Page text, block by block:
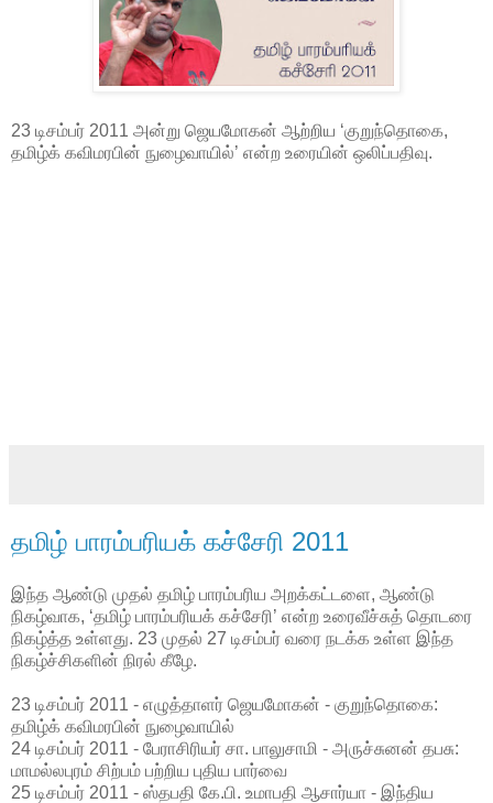
23 டிசம்பர் 2011 அன்று ஜெயமோகன் ஆற்றிய ‘குறுந்தொகை,
தமிழ்க் கவிமரபின் நுழைவாயில்’ என்ற உரையின் ஒலிப்பதிவு.
தமிழ் பாரம்பரியக் கச்சேரி 2011
இந்த ஆண்டு முதல் தமிழ் பாரம்பரிய அறக்கட்டளை, ஆண்டு
நிகழ்வாக, ‘தமிழ் பாரம்பரியக் கச்சேரி’ என்ற உரைவீச்சுத் தொடரை
நிகழ்த்த உள்ளது. 23 முதல் 27 டிசம்பர் வரை நடக்க உள்ள இந்த
நிகழ்ச்சிகளின் நிரல் கீழே.
23 டிசம்பர் 2011 - எழுத்தாளர் ஜெயமோகன் - குறுந்தொகை:
தமிழ்க் கவிமரபின் நுழைவாயில்
24 டிசம்பர் 2011 - பேராசிரியர் சா. பாலுசாமி - அருச்சுனன் தபசு:
மாமல்லபுரம் சிற்பம் பற்றிய புதிய பார்வை
25 டிசம்பர் 2011 - ஸ்தபதி கே.பி. உமாபதி ஆசார்யா - இந்திய